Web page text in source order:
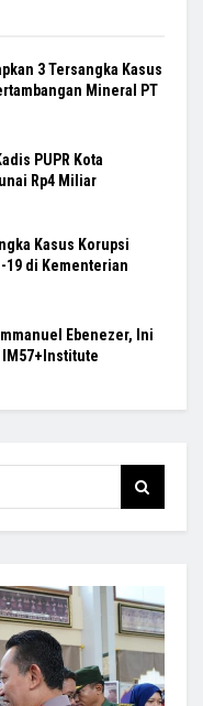
3 Tersangka Kasus
Mineral PT
PUPR Kota
Rp4 Miliar
Kasus Korupsi
19 di Kementerian
Ebenezer, Ini